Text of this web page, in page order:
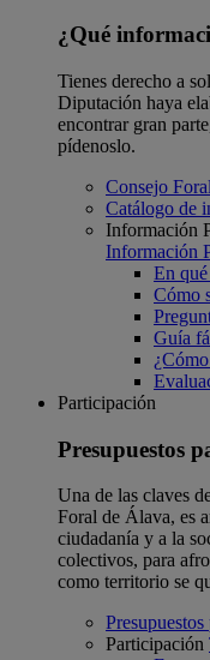
¿Qué
Tienes derecho a
Diputación haya
encontrar gran
pídenoslo.
Consejo
Catálogo de
Información
Información
En
Cómo
Guía
Participación
Presupuestos
Una de las claves
Foral de Álava, es
ciudadanía y a la
colectivos, para
como territorio se
Participación